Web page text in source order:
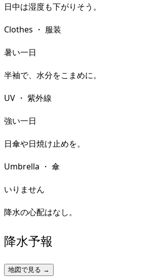
日中は湿度も下がりそう。
Clothes ・ 服装
暑い一日
半袖で、水分をこまめに。
UV ・ 紫外線
強い一日
日傘や日焼け止めを。
Umbrella ・ 傘
いりません
降水の心配はなし。
降水予報
地図で見る →